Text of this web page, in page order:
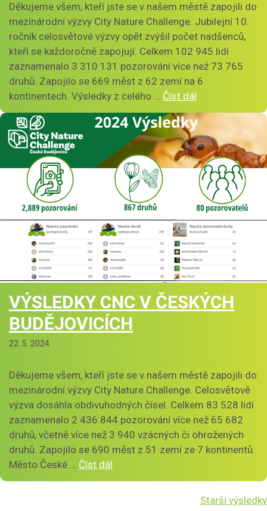
Děkujeme všem, kteří jste se v našem městě zapojili do
mezinárodní výzvy City Nature Challenge. Jubilejní 10.
ročník celosvětové výzvy opět zvýšil počet nadšenců,
kteří se každoročně zapojují. Celkem 102 945 lidí
zaznamenalo 3 310 131 pozorování více než 73 765
druhů. Zapojilo se 669 měst z 62 zemí na 6
kontinentech. Výsledky z celého … Číst dál
VÝSLEDKY CNC V ČESKÝCH
BUDĚJOVICÍCH
22. 5. 2024
Děkujeme všem, kteří jste se v našem městě zapojili do
mezinárodní výzvy City Nature Challenge. Celosvětově
výzva dosáhla obdivuhodných čísel. Celkem 83 528 lidí
zaznamenalo 2 436 844 pozorování více než 65 682
druhů, včetně více než 3 940 vzácných či ohrožených
druhů. Zapojilo se 690 měst z 51 zemí ze 7 kontinentů.
Město České … Číst dál
Starší výsledky